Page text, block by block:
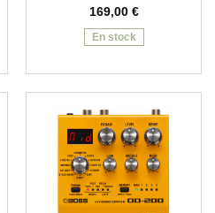
169,00 €
En stock